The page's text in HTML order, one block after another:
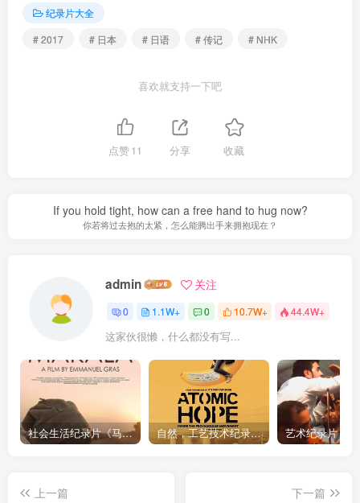
纪录片大全
# 2017
# 日本 # 日语 # 传记 # NHK
喜欢就支持一下吧
点赞11 分享 收藏
If you hold tight, how can a free hand to hug now?
你若将过去抱的太紧，怎么能腾出手来拥抱现在？
admin 关注
0 1.1W+ 0 10.7W+ 44.4W+
这家伙很懒，什么都没有写...
社会生活纪录片《马加拉 Makala》下载 自然，工艺技术纪录片《原子能的希望 Atomic Hope – Inside the Pro-Nuclear Movement》下载
上一篇
下一篇